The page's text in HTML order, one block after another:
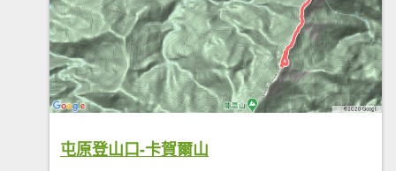
屯原登山口-卡賀爾山